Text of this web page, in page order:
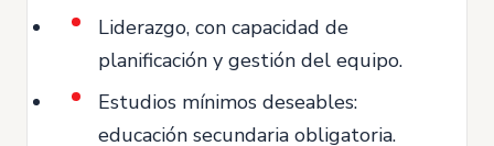
Liderazgo, con capacidad de
planificación y gestión del equipo.
Estudios mínimos deseables:
educación secundaria obligatoria.